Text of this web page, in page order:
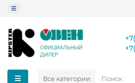
Все категории